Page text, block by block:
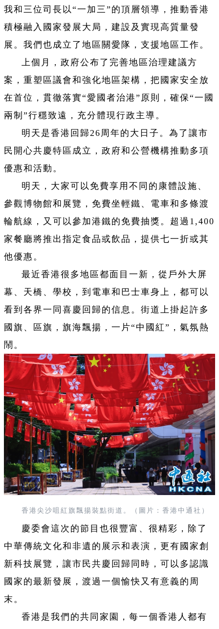
我和三位司長以“一加三”的頂層領導，推動香港
積極融入國家發展大局，建設及實現高質量發
展。我們也成立了地區關愛隊，支援地區工作。
上個月，政府公布了完善地區治理建議方
案，重塑區議會和強化地區架構，把國家安全放
在首位，貫徹落實“愛國者治港”原則，確保“一國
兩制”行穩致遠，充分體現行政主導。
明天是香港回歸26周年的大日子。為了讓市
民開心共慶特區成立，政府和公營機構推動多項
優惠和活動。
明天，大家可以免費享用不同的康體設施、
參觀博物館和展覽，免費坐輕鐵、電車和多條渡
輪航線，又可以參加港鐵的免費抽獎。超過1,400
家餐廳將推出指定食品或飲品，提供七一折或其
他優惠。
最近香港很多地區都面目一新，從戶外大屏
幕、天橋、學校，到電車和巴士車身上，都可以
看到各界一同喜慶回歸的信息。街道上掛起許多
國旗、區旗，旗海飄揚，一片“中國紅”，氣氛熱
鬧。
香港尖沙咀紅旗飄揚裝點街道。（圖片：香港中通社）
慶委會這次的節目也很豐富、很精彩，除了
中華傳統文化和非遺的展示和表演，更有國家創
新科技展覽，讓市民共慶回歸同時，可以多認識
國家的最新發展，渡過一個愉快又有意義的周
末。
香港是我們的共同家園，每一個香港人都有